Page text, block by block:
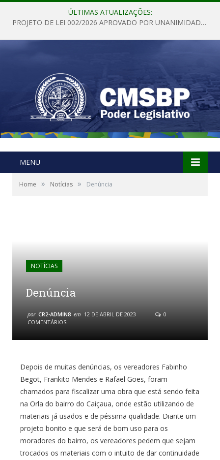
ÚLTIMAS ATUALIZAÇÕES:
PROJETO DE LEI 002/2026 APROVADO POR UNANIMIDADE EM SESSÃO ORDINÁRIA NESTA QUINTA – FEIRA 28 DE MAIO DE 2026
MENU
Home » Notícias » Denúncia
NOTÍCIAS
Denúncia
por CR2-ADMIN8 em 12 DE ABRIL DE 2023
0
COMENTÁRIOS
Depois de muitas denúncias, os vereadores Fabinho
Begot, Frankito Mendes e Rafael Goes, foram
chamados para fiscalizar uma obra que está sendo feita
na Orla do bairro do Caiçaua, onde estão utilizando de
materiais já usados e de péssima qualidade. Diante um
projeto bonito e que será de bom uso para os
moradores do bairro, os vereadores pedem que sejam
trocados os materiais com o intuito de dar continuidade